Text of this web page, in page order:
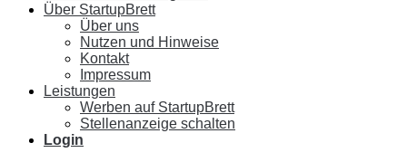
Über StartupBrett
Über uns
Nutzen und Hinweise
Kontakt
Impressum
Leistungen
Werben auf StartupBrett
Stellenanzeige schalten
Login